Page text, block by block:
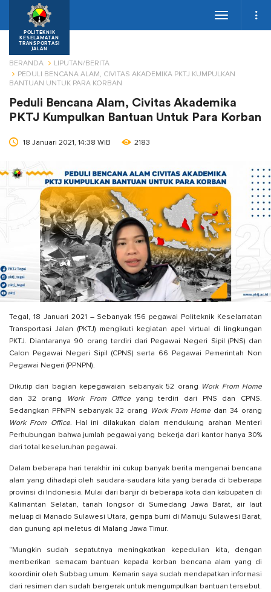
POLITEKNIK
KESELAMATAN
TRANSPORTASI
JALAN
Toggle
BERANDA
LIPUTAN/BERITA
PEDULI BENCANA ALAM, CIVITAS AKADEMIKA PKTJ KUMPULKAN
BANTUAN UNTUK PARA KORBAN
Peduli Bencana Alam, Civitas Akademika
PKTJ Kumpulkan Bantuan Untuk Para Korban
18 Januari 2021, 14:38 WIB 2183
Tegal, 18 Januari 2021 – Sebanyak 156 pegawai Politeknik Keselamatan
Transportasi Jalan (PKTJ) mengikuti kegiatan apel virtual di lingkungan
PKTJ. Diantaranya 90 orang terdiri dari Pegawai Negeri Sipil (PNS) dan
Calon Pegawai Negeri Sipil (CPNS) serta 66 Pegawai Pemerintah Non
Pegawai Negeri (PPNPN).
Dikutip dari bagian kepegawaian sebanyak 52 orang
Work From Home
dan 32 orang
Work From Office yang terdiri dari PNS dan CPNS.
Sedangkan PPNPN sebanyak 32 orang
Work From Home dan 34 orang
Work From Office. Hal ini dilakukan dalam mendukung arahan Menteri
Perhubungan bahwa jumlah pegawai yang bekerja dari kantor hanya 30%
dari total keseluruhan pegawai.
Dalam beberapa hari terakhir ini cukup banyak berita mengenai bencana
alam yang dihadapi oleh saudara-saudara kita yang berada di beberapa
provinsi di Indonesia. Mulai dari banjir di beberapa kota dan kabupaten di
Kalimantan Selatan, tanah longsor di Sumedang Jawa Barat, air laut
meluap di Manado Sulawesi Utara, gempa bumi di Mamuju Sulawesi Barat,
dan gunung api meletus di Malang Jawa Timur.
“Mungkin sudah sepatutnya meningkatkan kepedulian kita, dengan
memberikan semacam bantuan kepada korban bencana alam yang di
koordinir oleh Subbag umum. Kemarin saya sudah mendapatkan informasi
dari resimen dan sudah bergerak untuk mengumpulkan bantuan tersebut.